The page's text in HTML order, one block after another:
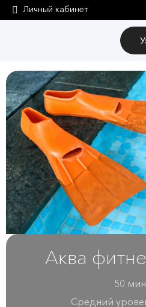
Личный кабинет
Аква
50
Средний